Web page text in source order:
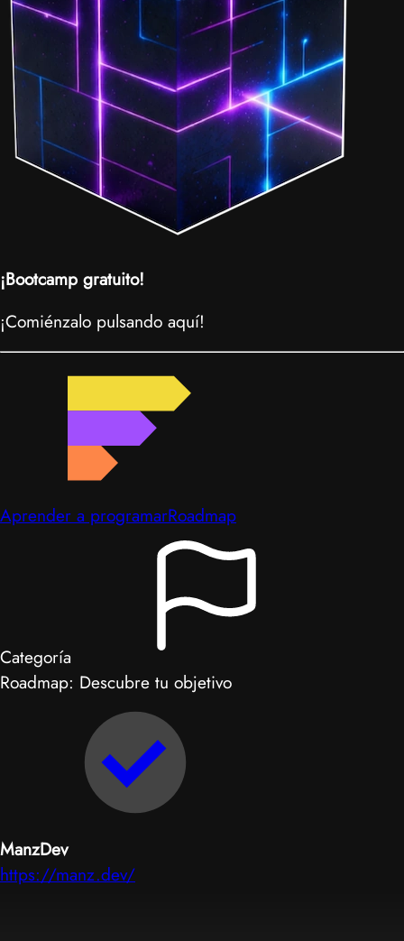
¡Bootcamp gratuito!
¡Comiénzalo pulsando aquí!
Aprender a programarRoadmap
Categoría
Roadmap: Descubre tu objetivo
ManzDev
https://manz.dev/